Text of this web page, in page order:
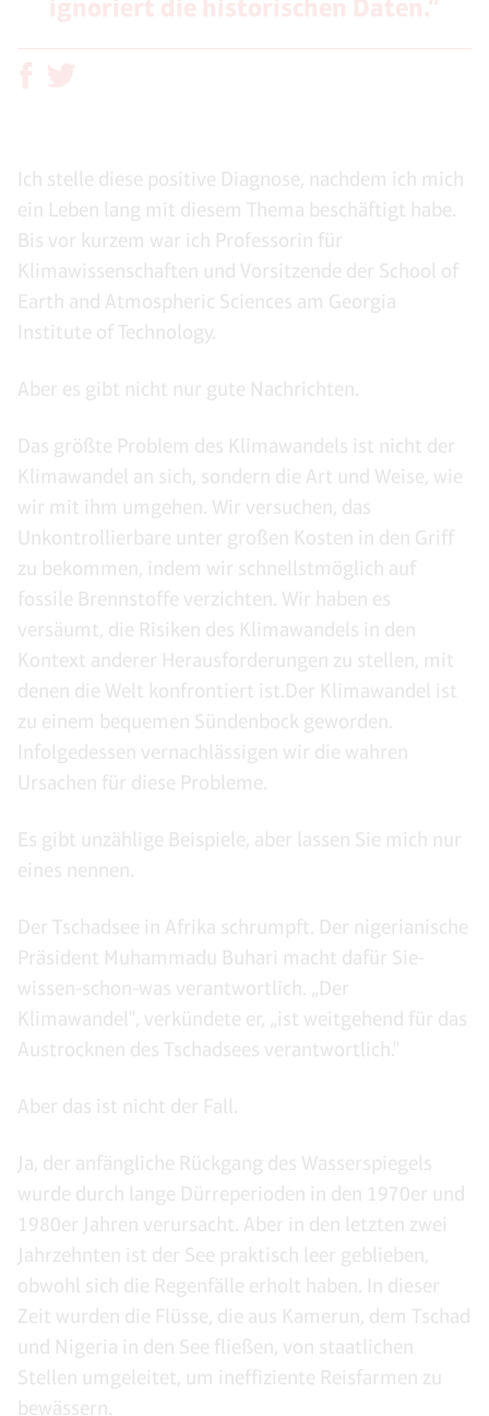
Ich stelle diese positive Diagnose, nachdem ich mich
ein Leben lang mit diesem Thema beschäftigt habe.
Bis vor kurzem war ich Professorin für
Klimawissenschaften und Vorsitzende der School of
Earth and Atmospheric Sciences am Georgia
Institute of Technology.
Aber es gibt nicht nur gute Nachrichten.
Das größte Problem des Klimawandels ist nicht der
Klimawandel an sich, sondern die Art und Weise, wie
wir mit ihm umgehen. Wir versuchen, das
Unkontrollierbare unter großen Kosten in den Griff
zu bekommen, indem wir schnellstmöglich auf
fossile Brennstoffe verzichten. Wir haben es
versäumt, die Risiken des Klimawandels in den
Kontext anderer Herausforderungen zu stellen, mit
denen die Welt konfrontiert ist.Der Klimawandel ist
zu einem bequemen Sündenbock geworden.
Infolgedessen vernachlässigen wir die wahren
Ursachen für diese Probleme.
Es gibt unzählige Beispiele, aber lassen Sie mich nur
eines nennen.
Der Tschadsee in Afrika schrumpft. Der nigerianische
Präsident Muhammadu Buhari macht dafür Sie-
wissen-schon-was verantwortlich. „Der
Klimawandel", verkündete er, „ist weitgehend für das
Austrocknen des Tschadsees verantwortlich."
Aber das ist nicht der Fall.
Ja, der anfängliche Rückgang des Wasserspiegels
wurde durch lange Dürreperioden in den 1970er und
1980er Jahren verursacht. Aber in den letzten zwei
Jahrzehnten ist der See praktisch leer geblieben,
obwohl sich die Regenfälle erholt haben. In dieser
Zeit wurden die Flüsse, die aus Kamerun, dem Tschad
und Nigeria in den See fließen, von staatlichen
Stellen umgeleitet, um ineffiziente Reisfarmen zu
bewässern.